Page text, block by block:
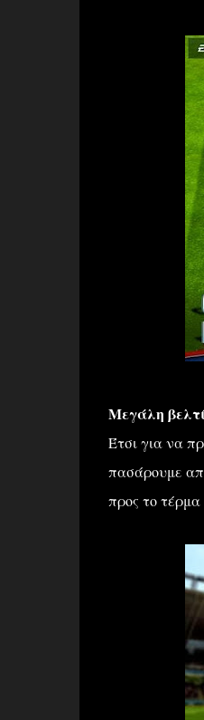
Μεγάλη
Έτσι για να
πασάρουμε
προς το